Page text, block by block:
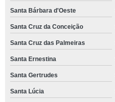
Santa Bárbara d'Oeste
Santa Cruz da Conceição
Santa Cruz das Palmeiras
Santa Ernestina
Santa Gertrudes
Santa Lúcia